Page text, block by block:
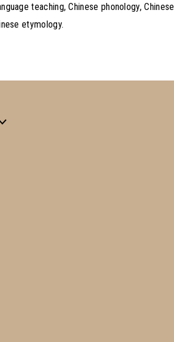
teaching, Chinese phonology, Chinese
etymology.